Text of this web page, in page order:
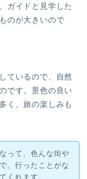
ガイドと見学した
のが大きいので
ているので、自然
です。景色の良い
く、旅の楽しみも
って、色んな街や
、行ったことがな
くれます。